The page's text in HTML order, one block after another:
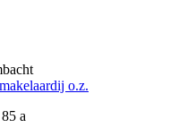
o.z.
a